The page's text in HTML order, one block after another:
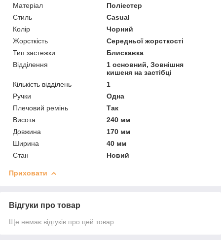
Матеріал
Поліестер
Стиль
Casual
Колір
Чорний
Жорсткість
Середньої жорсткості
Тип застежки
Блискавка
Відділення
1 основний, Зовнішня
кишеня на застібці
Кількість відділень
1
Ручки
Одна
Плечовий ремінь
Так
Висота
240 мм
Довжина
170 мм
Ширина
40 мм
Стан
Новий
Приховати
Відгуки про товар
Ще немає відгуків про цей товар